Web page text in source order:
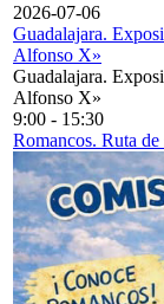
2026-07-06
Guadalajara.
Alfonso X»
Guadalajara.
Alfonso X»
9:00 - 15:30
Romancos. Ruta